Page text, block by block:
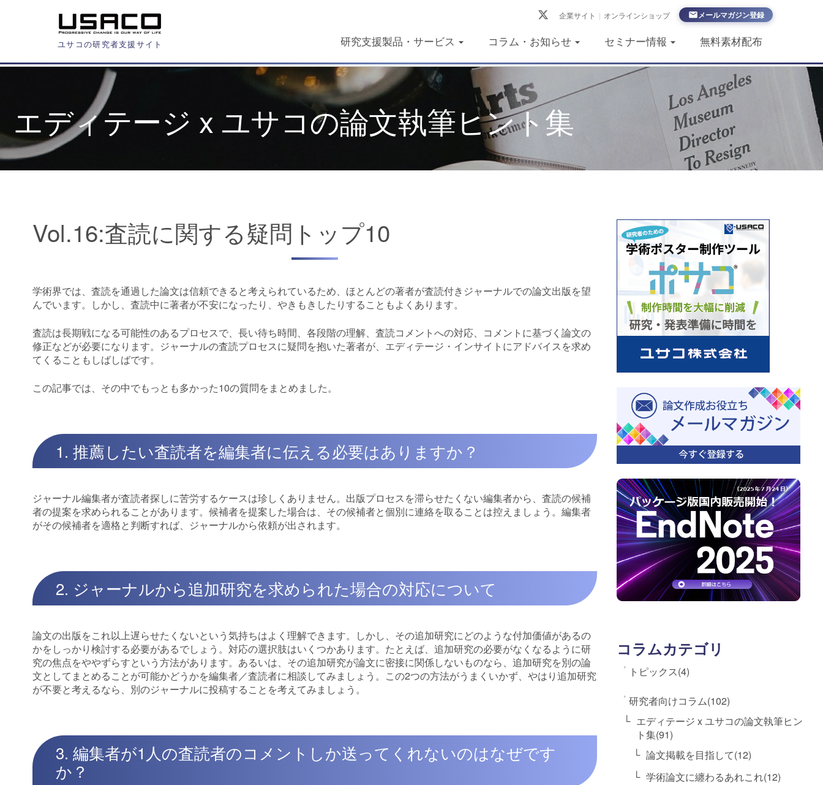
ユサコの研究者支援サイト
企業サイト | オンラインショップ メールマガジン登録
研究支援製品・サービス コラム・お知らせ セミナー情報 無料素材配布
エディテージ x ユサコの論文執筆ヒント集
Vol.16:査読に関する疑問トップ10
学術界では、査読を通過した論文は信頼できると考えられているため、ほとんどの著者が査読付きジャーナルでの論文出版を望
んでいます。しかし、査読中に著者が不安になったり、やきもきしたりすることもよくあります。
査読は長期戦になる可能性のあるプロセスで、長い待ち時間、各段階の理解、査読コメントへの対応、コメントに基づく論文の
修正などが必要になります。ジャーナルの査読プロセスに疑問を抱いた著者が、エディテージ・インサイトにアドバイスを求め
てくることもしばしばです。
この記事では、その中でもっとも多かった10の質問をまとめました。
1. 推薦したい査読者を編集者に伝える必要はありますか？
ジャーナル編集者が査読者探しに苦労するケースは珍しくありません。出版プロセスを滞らせたくない編集者から、査読の候補
者の提案を求められることがあります。候補者を提案した場合は、その候補者と個別に連絡を取ることは控えましょう。編集者
がその候補者を適格と判断すれば、ジャーナルから依頼が出されます。
2. ジャーナルから追加研究を求められた場合の対応について
論文の出版をこれ以上遅らせたくないという気持ちはよく理解できます。しかし、その追加研究にどのような付加価値があるの
かをしっかり検討する必要があるでしょう。対応の選択肢はいくつかあります。たとえば、追加研究の必要がなくなるように研
究の焦点をややずらすという方法があります。あるいは、その追加研究が論文に密接に関係しないものなら、追加研究を別の論
文としてまとめることが可能かどうかを編集者／査読者に相談してみましょう。この2つの方法がうまくいかず、やはり追加研究
が不要と考えるなら、別のジャーナルに投稿することを考えてみましょう。
3. 編集者が1人の査読者のコメントしか送ってくれないのはなぜです
か？
コラムカテゴリ
トピックス(4)
研究者向けコラム(102)
エディテージ x ユサコの論文執筆ヒン
ト集(91)
論文掲載を目指して(12)
学術論文に纏わるあれこれ(12)